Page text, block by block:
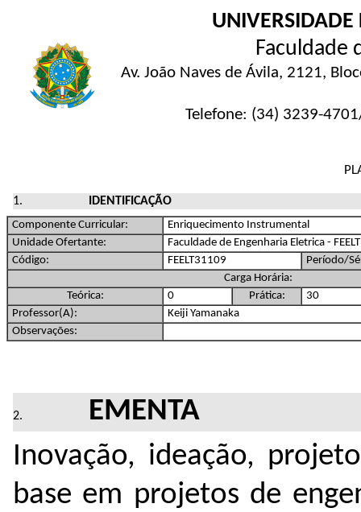
UNIVERSIDADE
Faculdade
Av. João Naves de Ávila, 2121,
Telefone: (34) 3239-
IDENTIFICAÇÃO
Componente Curricular:
Enriquecimento Instrumental
Unidade Ofertante:
Faculdade de Engenharia Eletrica - FEELT
Código:
FEELT31109
Período/
Carga Horária:
Teórica:
0 Prática:
30
Professor(A):
Keiji Yamanaka
Observações:
EMENTA
Inovação, ideação,
base em projetos de